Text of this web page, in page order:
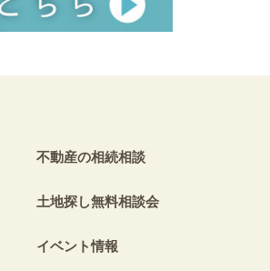
不動産の相続相談
土地探し無料相談会
イベント情報